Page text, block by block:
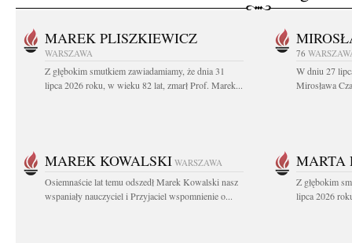
MAREK PLISZKIEWICZ
WARSZAWA
Z głębokim smutkiem zawiadamiamy, że dnia 31
lipca 2026 roku, w wieku 82 lat, zmarł Prof. Marek...
76
W dniu 27
Mirosława
MAREK KOWALSKI WARSZAWA
Osiemnaście lat temu odszedł Marek Kowalski nasz
wspaniały nauczyciel i Przyjaciel wspomnienie o...
MARTA
Z głębokim
lipca 2026